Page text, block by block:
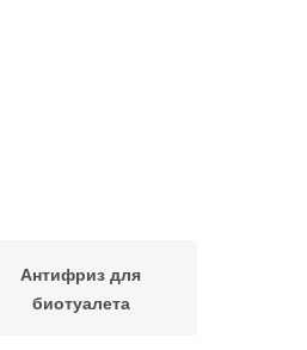
Антифриз для
биотуалета